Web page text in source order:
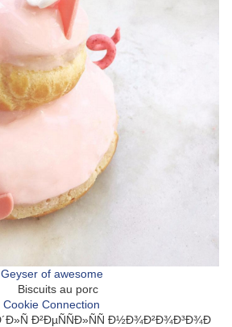
Geyser of awesome
Cookie Connection